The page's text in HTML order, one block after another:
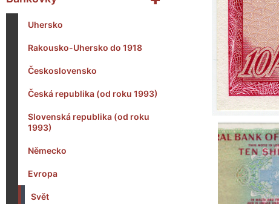
Uhersko
Rakousko-Uhersko do 1918
Československo
Česká republika (od roku 1993)
Slovenská republika (od roku
1993)
Německo
Evropa
Svět